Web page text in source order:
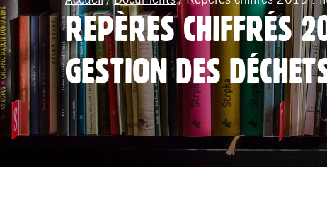
REPÈRES CHIFFRÉS
GESTION DES